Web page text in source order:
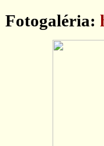
Fotogaléria: